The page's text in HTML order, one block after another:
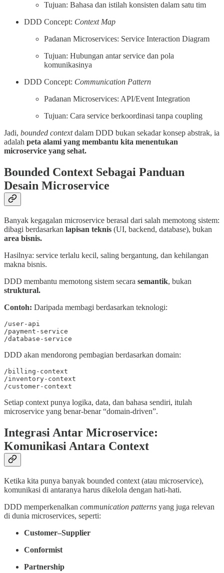
Tujuan: Bahasa dan istilah konsisten dalam satu tim
DDD Concept: Context Map
Padanan Microservices: Service Interaction Diagram
Tujuan: Hubungan antar service dan pola
komunikasinya
DDD Concept: Communication Pattern
Padanan Microservices: API/Event Integration
Tujuan: Cara service berkoordinasi tanpa coupling
Jadi, bounded contextdalam DDD bukan sekadar konsep abstrak, ia
adalah peta alami yang membantu kita menentukan
microservice yang sehat.
Bounded Context Sebagai Panduan
Desain Microservice
Banyak kegagalan microservice berasal dari salah memotong sistem:
dibagi berdasarkan lapisan teknis (UI, backend, database), bukan
area bisnis.
Hasilnya: service terlalu kecil, saling bergantung, dan kehilangan
makna bisnis.
DDD membantu memotong sistem secara semantik, bukan
struktural.
Contoh: Daripada membagi berdasarkan teknologi:
/user-api
/payment-service
/database-service
DDD akan mendorong pembagian berdasarkan domain:
/billing-context
/inventory-context
/customer-context
Setiap context punya logika, data, dan bahasa sendiri, itulah
microservice yang benar-benar “domain-driven”.
Integrasi Antar Microservice:
Komunikasi Antara Context
Ketika kita punya banyak bounded context (atau microservice),
komunikasi di antaranya harus dikelola dengan hati-hati.
DDD memperkenalkan communication patterns yang juga relevan
di dunia microservices, seperti:
Customer–Supplier
Conformist
Partnership